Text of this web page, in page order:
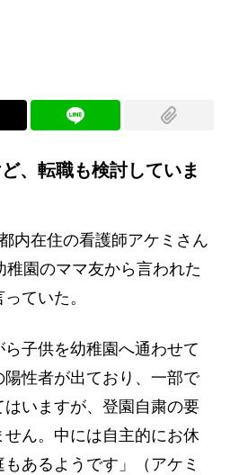
、転職も検討していま
内在住の看護師アケミさん
稚園のママ友から言われた
ていた。
ら子供を幼稚園へ通わせて
性者が出ており、一部で
いますが、登園自粛の要
ん。中には自主的にお休
あるようです」（アケミ